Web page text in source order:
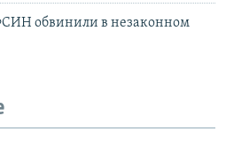
обвинили в незаконном